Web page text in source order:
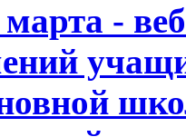
марта -